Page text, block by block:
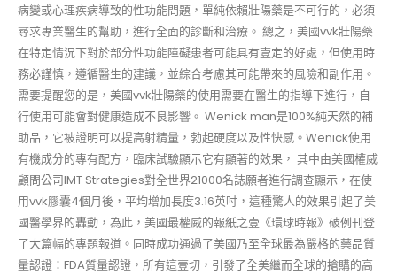
病變或心理疾病導致的性功能問題，單純依賴壯陽藥是不可行的，必須
尋求專業醫生的幫助，進行全面的診斷和治療。 總之，美國vvk壯陽藥
在特定情況下對於部分性功能障礙患者可能具有壹定的好處，但使用時
務必謹慎，遵循醫生的建議，並綜合考慮其可能帶來的風險和副作用。
需要提醒您的是，美國vvk壯陽藥的使用需要在醫生的指導下進行，自
行使用可能會對健康造成不良影響。 Wenick man是100%純天然的補
助品，它被證明可以提高射精量，勃起硬度以及性快感。Wenick使用
有機成分的專有配方，臨床試驗顯示它有顯著的效果， 其中由美國權威
顧問公司IMT Strategies對全世界21000名誌願者進行調查顯示，在使
用vvk膠囊4個月後，平均增加長度3.16英吋，這種驚人的效果引起了美
國醫學界的轟動，為此，美國最權威的報紙之壹《環球時報》破例刊登
了大篇幅的專題報道。同時成功通過了美國乃至全球最為嚴格的藥品質
量認證：FDA質量認證，所有這壹切，引發了全美繼而全球的搶購的高